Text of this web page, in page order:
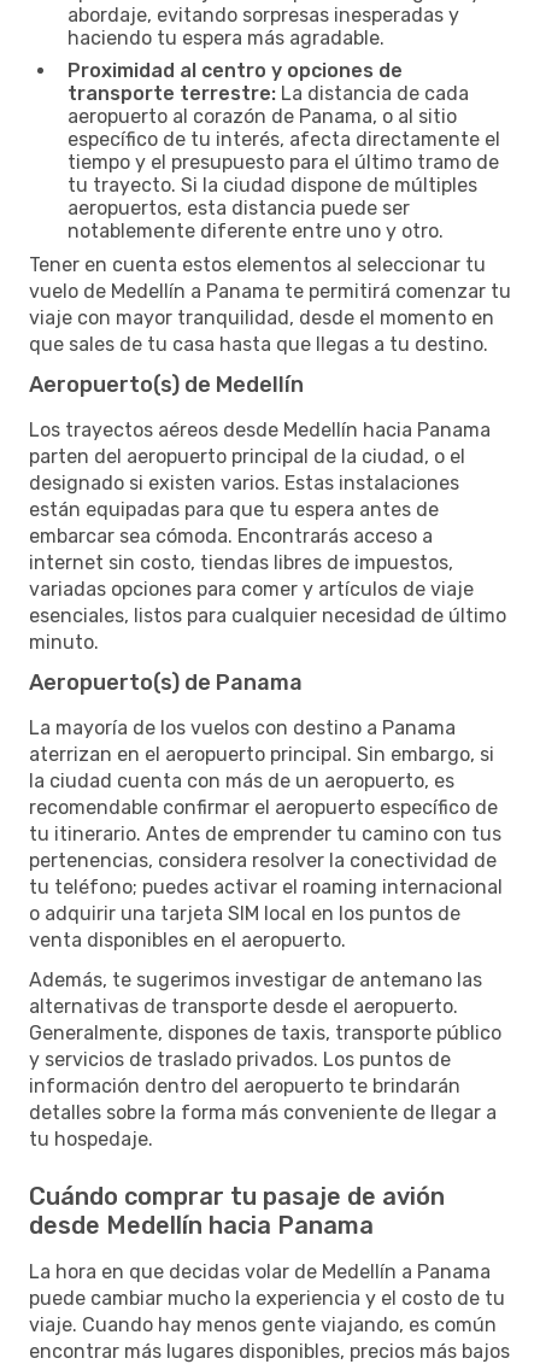
abordaje, evitando sorpresas inesperadas y
haciendo tu espera más agradable.
Proximidad al centro y opciones de
transporte terrestre: La distancia de cada
aeropuerto al corazón de Panama, o al sitio
específico de tu interés, afecta directamente el
tiempo y el presupuesto para el último tramo de
tu trayecto. Si la ciudad dispone de múltiples
aeropuertos, esta distancia puede ser
notablemente diferente entre uno y otro.
Tener en cuenta estos elementos al seleccionar tu
vuelo de Medellín a Panama te permitirá comenzar tu
viaje con mayor tranquilidad, desde el momento en
que sales de tu casa hasta que llegas a tu destino.
Aeropuerto(s) de Medellín
Los trayectos aéreos desde Medellín hacia Panama
parten del aeropuerto principal de la ciudad, o el
designado si existen varios. Estas instalaciones
están equipadas para que tu espera antes de
embarcar sea cómoda. Encontrarás acceso a
internet sin costo, tiendas libres de impuestos,
variadas opciones para comer y artículos de viaje
esenciales, listos para cualquier necesidad de último
minuto.
Aeropuerto(s) de Panama
La mayoría de los vuelos con destino a Panama
aterrizan en el aeropuerto principal. Sin embargo, si
la ciudad cuenta con más de un aeropuerto, es
recomendable confirmar el aeropuerto específico de
tu itinerario. Antes de emprender tu camino con tus
pertenencias, considera resolver la conectividad de
tu teléfono; puedes activar el roaming internacional
o adquirir una tarjeta SIM local en los puntos de
venta disponibles en el aeropuerto.
Además, te sugerimos investigar de antemano las
alternativas de transporte desde el aeropuerto.
Generalmente, dispones de taxis, transporte público
y servicios de traslado privados. Los puntos de
información dentro del aeropuerto te brindarán
detalles sobre la forma más conveniente de llegar a
tu hospedaje.
Cuándo comprar tu pasaje de avión
desde Medellín hacia Panama
La hora en que decidas volar de Medellín a Panama
puede cambiar mucho la experiencia y el costo de tu
viaje. Cuando hay menos gente viajando, es común
encontrar más lugares disponibles, precios más bajos